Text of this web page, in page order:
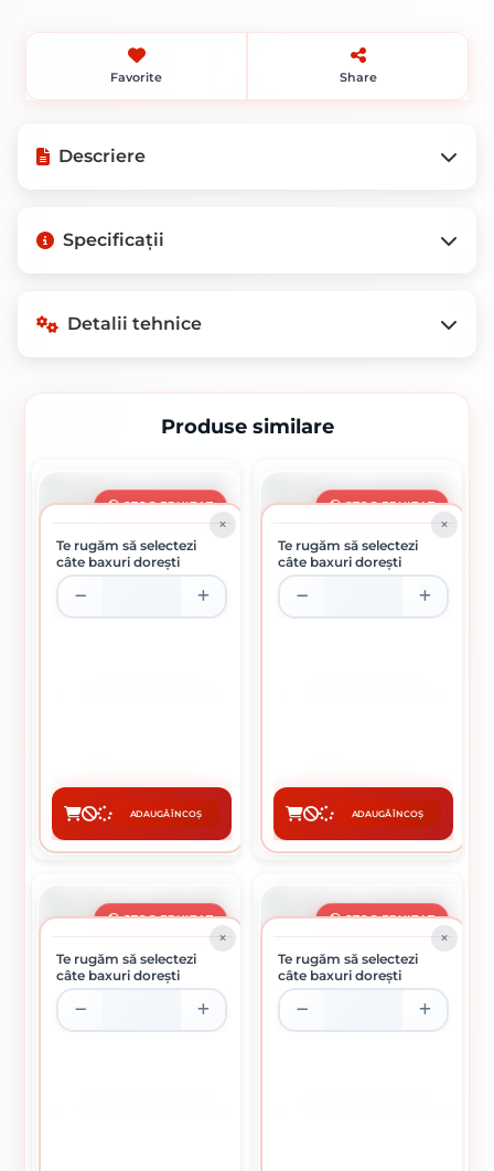
Favorite Share
Descriere
acest produs.
Specificații
Detalii tehnice
Detalii disponibile în curând
În pregătire
Produse similare
STOC EPUIZAT
CUMPĂRĂ
Te rugăm să selectezi
câte baxuri dorești
ADAUGĂ ÎN COȘ
STOC EPUIZAT
CUMPĂRĂ
Te rugăm să selectezi
câte baxuri dorești
ADAUGĂ ÎN COȘ
STOC EPUIZAT
Te rugăm să selectezi
câte baxuri dorești
STOC EPUIZAT
Te rugăm să selectezi
câte baxuri dorești